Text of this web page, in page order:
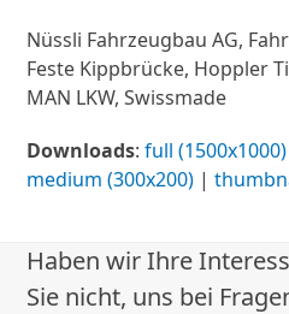
Nüssli Fahrzeugbau AG,
Feste Kippbrücke, Hoppler
MAN LKW, Swissmade
Downloads:full (1500x1000)
medium (300x200) |
Haben wir Ihre
Sie nicht, uns bei